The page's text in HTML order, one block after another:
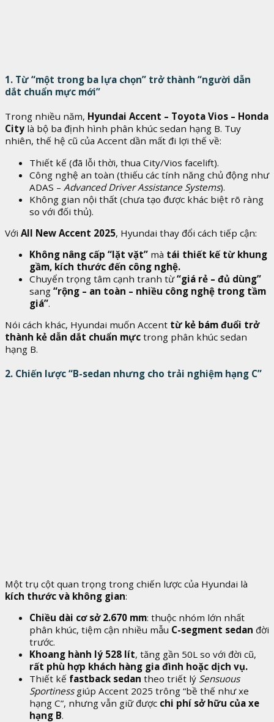
1. Từ “một trong ba lựa chọn” trở thành “người dẫn
dắt chuẩn mực mới”
Trong nhiều năm, Hyundai Accent – Toyota Vios – Honda
City là bộ ba định hình phân khúc sedan hạng B. Tuy
nhiên, thế hệ cũ của Accent dần mất đi lợi thế về:
Thiết kế (đã lỗi thời, thua City/Vios facelift).
Công nghệ an toàn (thiếu các tính năng chủ động như
ADAS – Advanced Driver Assistance Systems).
Không gian nội thất (chưa tạo được khác biệt rõ ràng
so với đối thủ).
Với All New Accent 2025, Hyundai thay đổi cách tiếp cận:
Không nâng cấp “lặt vặt” mà tái thiết kế từ khung
gầm, kích thước đến công nghệ.
Chuyển trọng tâm cạnh tranh từ“giá rẻ – đủ dùng”
sang “rộng – an toàn – nhiều công nghệ trong tầm
giá”.
Nói cách khác, Hyundai muốn Accent từ kẻ bám đuổi trở
thành kẻ dẫn dắt chuẩn mực trong phân khúc sedan
hạng B.
2. Chiến lược “B-sedan nhưng cho trải nghiệm hạng C”
Một trụ cột quan trọng trong chiến lược của Hyundai là
kích thước và không gian:
Chiều dài cơ sở 2.670 mm: thuộc nhóm lớn nhất
phân khúc, tiệm cận nhiều mẫu C-segment sedan đời
trước.
Khoang hành lý 528 lít, tăng gần 50L so với đời cũ,
rất phù hợp khách hàng gia đình hoặc dịch vụ.
Thiết kế fastback sedan theo triết lý Sensuous
Sportinessgiúp Accent 2025 trông “bề thế như xe
hạng C”, nhưng vẫn giữ được chi phí sở hữu của xe
hạng B.